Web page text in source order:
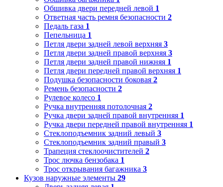
Обшивка двери передней левой 1
Ответная часть ремня безопасности 2
Педаль газа 1
Пепельница 1
Петля двери задней левой верхняя 3
Петля двери задней правой верхняя 3
Петля двери задней правой нижняя 1
Петля двери передней правой верхняя 1
Подушка безопасности боковая 2
Ремень безопасности 2
Рулевое колесо 1
Ручка внутренняя потолочная 2
Ручка двери задней правой внутренняя 1
Ручка двери передней правой внутренняя 1
Стеклоподъемник задний левый 3
Стеклоподъемник задний правый 3
Трапеция стеклоочистителей 2
Трос лючка бензобака 1
Трос открывания багажника 3
Кузов наружные элементы 29